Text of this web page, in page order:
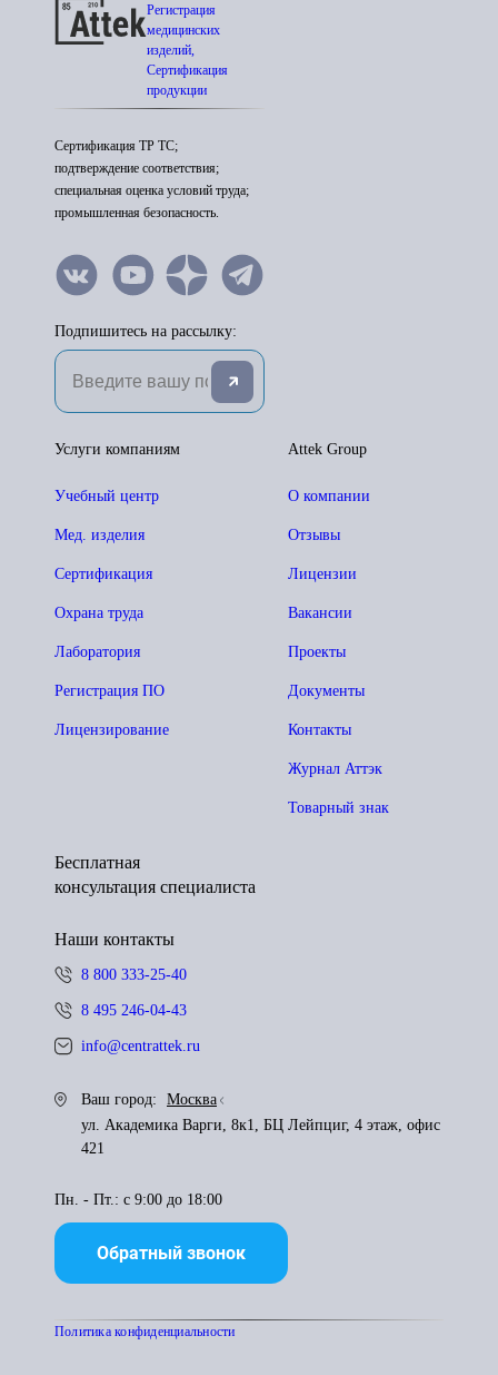
Регистрация
медицинских
изделий,
Сертификация
продукции
Сертификация ТР ТС;
подтверждение соответствия;
специальная оценка условий труда;
промышленная безопасность.
Подпишитесь на рассылку:
Attek Group
О компании
Отзывы
Лицензии
Вакансии
Проекты
Документы
Контакты
Журнал Аттэк
Товарный знак
Услуги компаниям
Учебный центр
Мед. изделия
Сертификация
Охрана труда
Лаборатория
Регистрация ПО
Лицензирование
Бесплатная
консультация специалиста
Наши контакты
8 800 333-25-40
8 495 246-04-43
info@centrattek.ru
Ваш город:
Москва
ул. Академика Варги, 8к1, БЦ Лейпциг, 4 этаж, офис
421
Пн. - Пт.: с 9:00 до 18:00
Обратный звонок
Политика конфиденциальности